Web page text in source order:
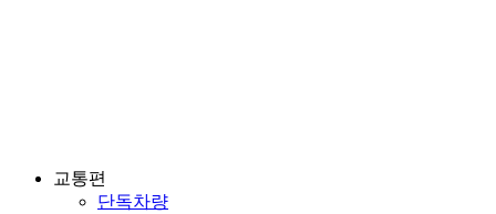
교통편
단독차량